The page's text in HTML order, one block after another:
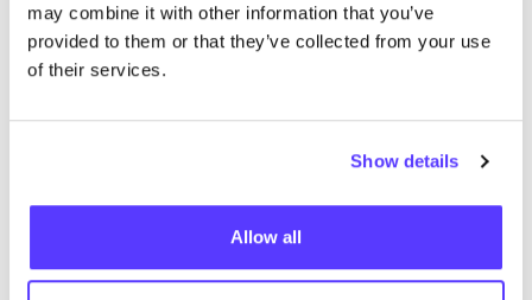
may combine it with other information that you’ve
provided to them or that they’ve collected from your use
of their services.
Show details
Allow all
Visiter la boutique en ligne